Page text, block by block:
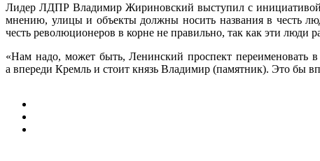
Лидер ЛДПР Владимир Жириновский выступил с инициативой
мнению, улицы и объекты должны носить названия в честь
честь революционеров в корне не правильно, так как эти люди
«Нам надо, может быть, Ленинский проспект переименовать
а впереди Кремль и стоит князь Владимир (памятник). Это бы